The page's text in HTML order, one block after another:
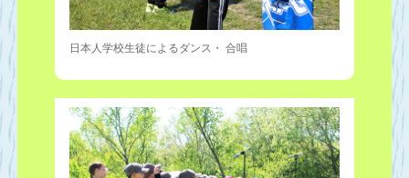
日本人学校生徒によるダンス・ 合唱